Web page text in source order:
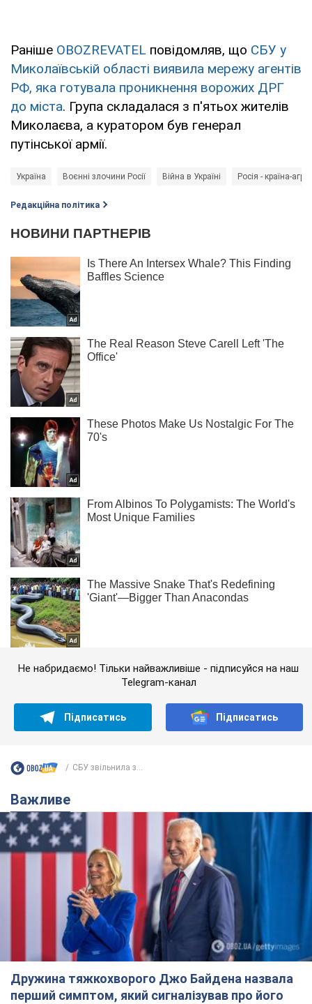
Раніше OBOZREVATEL повідомляв, що СБУ у
Миколаївській області виявила мережу агентів
РФ, яка готувала проникнення ворожих ДРГ
до міста. Група складалася з п'ятьох жителів
Миколаєва, а куратором був генерал
путінської армії.
Україна Воєнні злочини Росії Війна в Україні Росія - країна-
Редакційна політика
Не набридаємо! Тільки найважливіше - підписуйся на наш
Telegram-канал
Підписатись Підписатись
СБУ звільнила з...
Важливе
Дружина тяжкохворого Джо Байдена назвала
перший симптом, який сигналізував про його